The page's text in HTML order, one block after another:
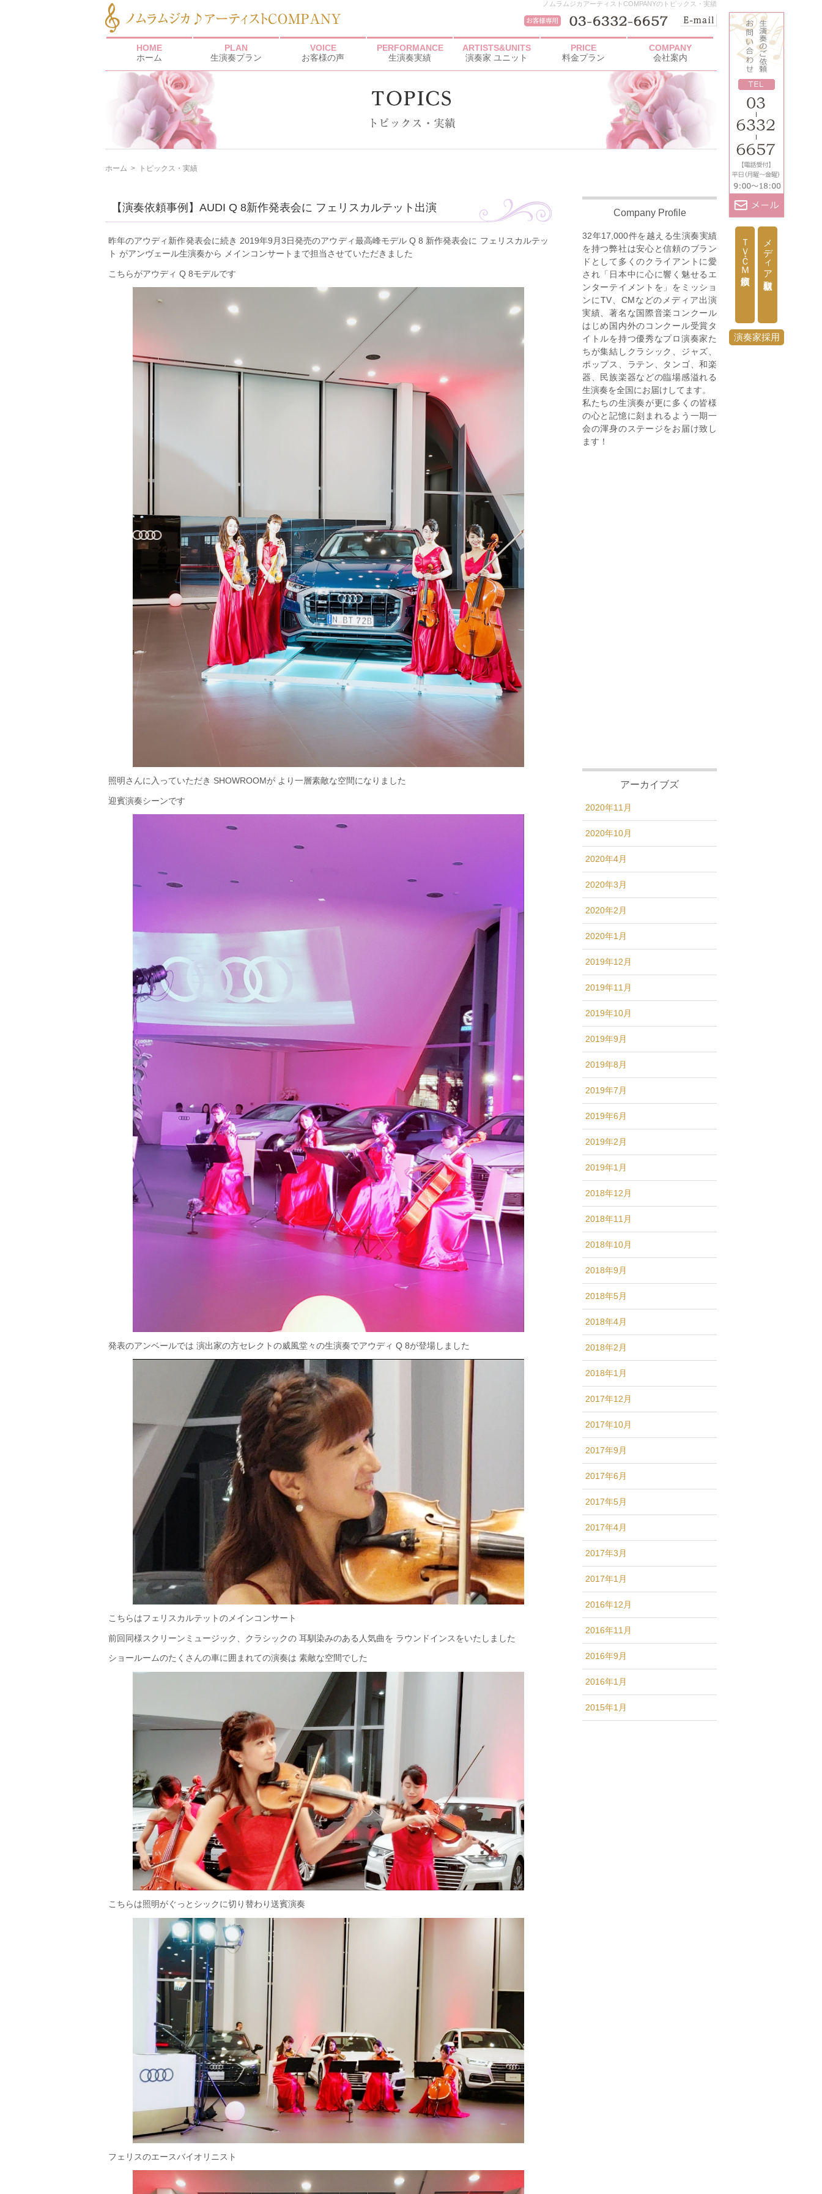
ノムラムジカアーティストCOMPANYのトピックス・実績
ＴＶ・ＣＭ出演依頼 メディア取材依頼
演奏家採用
HOME
ホーム
PLAN
生演奏プラン
VOICE
お客様の声
PERFORMANCE
生演奏実績
ARTISTS&UNITS
演奏家 ユニット
PRICE
料金プラン
COMPANY
会社案内
ホーム > トピックス・実績
【演奏依頼事例】AUDI Q 8新作発表会に フェリスカルテット出演
昨年のアウディ新作発表会に続き 2019年9月3日発売のアウディ最高峰モデル Q 8 新作発表会に フェリスカルテッ
ト がアンヴェール生演奏から メインコンサートまで担当させていただきました
こちらがアウディ Q 8モデルです
照明さんに入っていただき SHOWROOMが より一層素敵な空間になりました
迎賓演奏シーンです
発表のアンベールでは 演出家の方セレクトの威風堂々の生演奏でアウディ Q 8が登場しました
こちらはフェリスカルテットのメインコンサート
前回同様スクリーンミュージック、クラシックの 耳馴染みのある人気曲を ラウンドインスをいたしました
ショールームのたくさんの車に囲まれての演奏は 素敵な空間でした
こちらは照明がぐっとシックに切り替わり送賓演奏
フェリスのエースバイオリニスト
Company Profile
32年17,000件を越える生演奏実績
を持つ弊社は安心と信頼のブラン
ドとして多くのクライアントに愛
され「日本中に心に響く魅せるエ
ンターテイメントを」をミッショ
ンにTV、CMなどのメディア出演
実績、著名な国際音楽コンクール
はじめ国内外のコンクール受賞タ
イトルを持つ優秀なプロ演奏家た
ちが集結しクラシック、ジャズ、
ポップス、ラテン、タンゴ、和楽
器、民族楽器などの臨場感溢れる
生演奏を全国にお届けしてます。
私たちの生演奏が更に多くの皆様
の心と記憶に刻まれるよう一期一
会の渾身のステージをお届け致し
ます！
アーカイブズ
2020年11月
2020年10月
2020年4月
2020年3月
2020年2月
2020年1月
2019年12月
2019年11月
2019年10月
2019年9月
2019年8月
2019年7月
2019年6月
2019年2月
2019年1月
2018年12月
2018年11月
2018年10月
2018年9月
2018年5月
2018年4月
2018年2月
2018年1月
2017年12月
2017年10月
2017年9月
2017年6月
2017年5月
2017年4月
2017年3月
2017年1月
2016年12月
2016年11月
2016年9月
2016年1月
2015年1月